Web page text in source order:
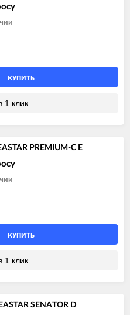
КУПИТЬ
1 клик
PREMIUM-С E
КУПИТЬ
1 клик
SENATOR D